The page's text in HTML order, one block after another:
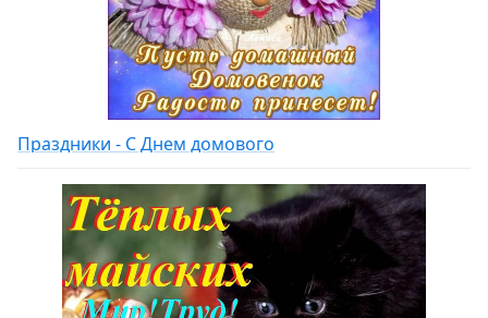
Праздники - С Днем домового